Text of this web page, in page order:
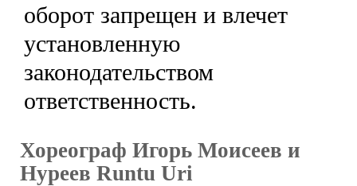
оборот запрещен и влечет
установленную
законодательством
ответственность.
Хореограф Игорь Моисеев и
Нуреев Runtu Uri